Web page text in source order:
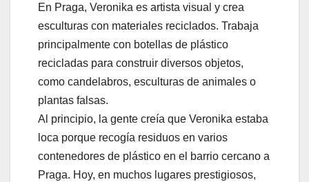
En Praga, Veronika es artista visual y crea
esculturas con materiales reciclados. Trabaja
principalmente con botellas de plástico
recicladas para construir diversos objetos,
como candelabros, esculturas de animales o
plantas falsas.
Al principio, la gente creía que Veronika estaba
loca porque recogía residuos en varios
contenedores de plástico en el barrio cercano a
Praga. Hoy, en muchos lugares prestigiosos,